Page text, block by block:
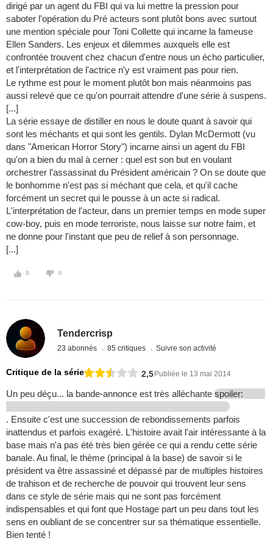
dirigé par un agent du FBI qui va lui mettre la pression pour
saboter l'opération du Pré acteurs sont plutôt bons avec surtout
une mention spéciale pour Toni Collette qui incarne la fameuse
Ellen Sanders. Les enjeux et dilemmes auxquels elle est
confrontée trouvent chez chacun d'entre nous un écho particulier,
et l'interprétation de l'actrice n'y est vraiment pas pour rien.
Le rythme est pour le moment plutôt bon mais néanmoins pas
aussi relevé que ce qu'on pourrait attendre d'une série à suspens.
[...]
La série essaye de distiller en nous le doute quant à savoir qui
sont les méchants et qui sont les gentils. Dylan McDermott (vu
dans "American Horror Story") incarne ainsi un agent du FBI
qu'on a bien du mal à cerner : quel est son but en voulant
orchestrer l'assassinat du Président américain ? On se doute que
le bonhomme n'est pas si méchant que cela, et qu'il cache
forcément un secret qui le pousse à un acte si radical.
L'interprétation de l'acteur, dans un premier temps en mode super
cow-boy, puis en mode terroriste, nous laisse sur notre faim, et
ne donne pour l'instant que peu de relief à son personnage.
[...]
8 0
Tendercrisp
23 abonnés 85 critiques Suivre son activité
Critique de la série 2,5Publiée le 13 mai 2014
Un peu déçu... la bande-annonce est très alléchante spoiler:
. Ensuite c'est une succession de rebondissements parfois
inattendus et parfois exagéré. L'histoire avait l'air intéressante à la
base mais n'a pas été très bien gérée ce qui a rendu cette série
banale. Au final, le thème (principal à la base) de savoir si le
président va être assassiné et dépassé par de multiples histoires
de trahison et de recherche de pouvoir qui trouvent leur sens
dans ce style de série mais qui ne sont pas forcément
indispensables et qui font que Hostage part un peu dans tout les
sens en oubliant de se concentrer sur sa thématique essentielle.
Bien tenté !